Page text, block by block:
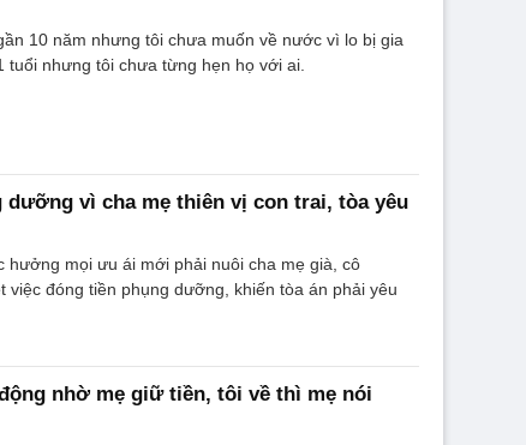
10 năm nhưng tôi chưa muốn về nước vì lo bị gia
tuổi nhưng tôi chưa từng hẹn họ với ai.
vì cha mẹ thiên vị con trai, tòa yêu
hưởng mọi ưu ái mới phải nuôi cha mẹ già, cô
việc đóng tiền phụng dưỡng, khiến tòa án phải yêu
nhờ mẹ giữ tiền, tôi về thì mẹ nói